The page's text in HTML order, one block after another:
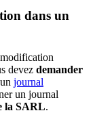
dans un
devez demander
journal
un journal
la SARL.